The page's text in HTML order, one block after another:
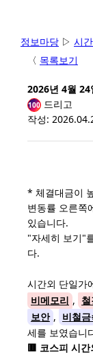
정보마당 ▷ 시
〈 목록보기
2026년 4월 24
100 드리고
작성:
* 체결대금이
변동률 오른쪽
있습니다.
"자세히 보기"
다.
시간외 단일가
비메모리 ,
보안 , 비철
세를 보였습니
🟥 코스피 시